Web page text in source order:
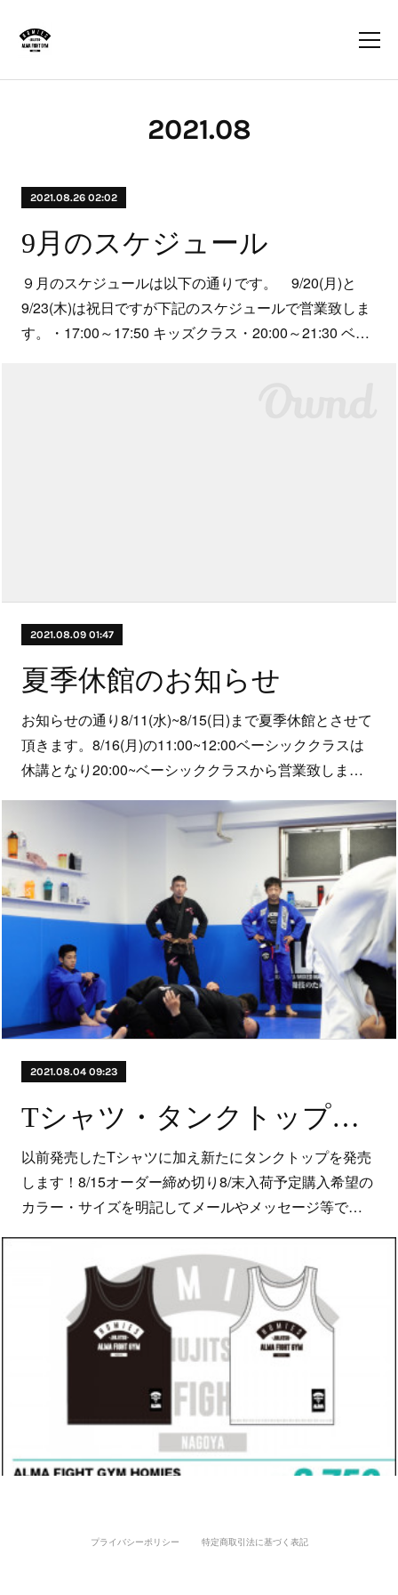
2021.08
2021.08.26 02:02
9月のスケジュール
９月のスケジュールは以下の通りです。 9/20(月)と
9/23(木)は祝日ですが下記のスケジュールで営業致しま
す。・17:00～17:50 キッズクラス・20:00～21:30 ベ…
2021.08.09 01:47
夏季休館のお知らせ
お知らせの通り8/11(水)~8/15(日)まで夏季休館とさせて
頂きます。8/16(月)の11:00~12:00ベーシッククラスは
休講となり20:00~ベーシッククラスから営業致しま…
2021.08.04 09:23
Tシャツ・タンクトップ発売
以前発売したTシャツに加え新たにタンクトップを発売
します！8/15オーダー締め切り8/末入荷予定購入希望の
カラー・サイズを明記してメールやメッセージ等で…
プライバシーポリシー 特定商取引法に基づく表記